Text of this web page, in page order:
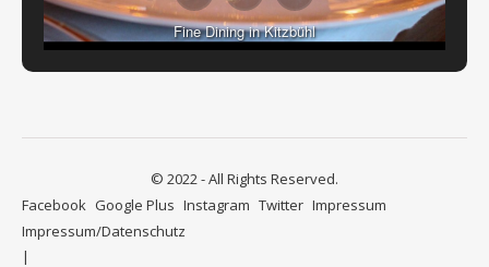
Fine Dining in Kitzbühl
© 2022 - All Rights Reserved.
Facebook Google Plus Instagram Twitter Impressum
Impressum/Datenschutz